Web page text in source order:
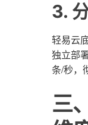
3.
轻易云
独立部
条/秒，
三